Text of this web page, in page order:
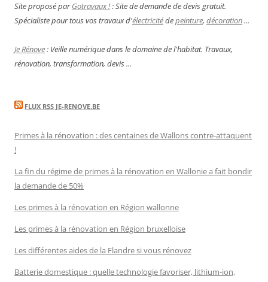
Site proposé parGotravaux !: Site de demande de devis gratuit.
Spécialiste pour tous vos travaux d'électricitédepeinture, décoration...
Je Rénove: Veille numérique dans le domaine de l'habitat. Travaux,
rénovation, transformation, devis ...
FLUX RSS JE-RENOVE.BE
Primes à la rénovation : des centaines de Wallons contre-attaquent
!
La fin du régime de primes à la rénovation en Wallonie a fait bondir
la demande de 50%
Les primes à la rénovation en Région wallonne
Les primes à la rénovation en Région bruxelloise
Les différentes aides de la Flandre si vous rénovez
Batterie domestique : quelle technologie favoriser, lithium-ion,